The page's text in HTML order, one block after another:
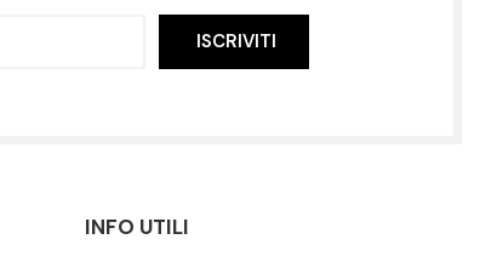
ISCRIVITI
INFO UTILI